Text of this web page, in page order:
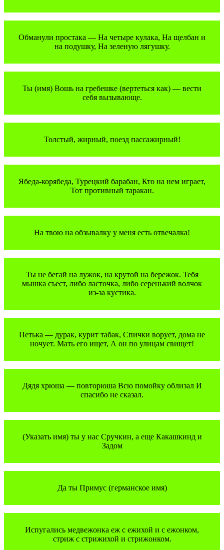
Обманули простака — На четыре кулака, На щелбан и
на подушку, На зеленую лягушку.
Ты (имя) Вошь на гребешке (вертеться как) — вести
себя вызывающе.
Толстый, жирный, поезд пассажирный!
Ябеда-корябеда, Турецкий барабан, Кто на нем играет,
Тот противный таракан.
На твою на обзывалку у меня есть отвечалка!
Ты не бегай на лужок, на крутой на бережок. Тебя
мышка съест, либо ласточка, либо серенький волчок
из-за кустика.
Петька — дурак, курит табак, Спички ворует, дома не
ночует. Мать его ищет, А он по улицам свищет!
Дядя хрюша — повторюша Всю помойку облизал И
спасибо не сказал.
(Указать имя) ты у нас Сручкин, а еще Какашкинд и
Задом
Да ты Примус (германское имя)
Испугались медвежонка еж с ежихой и с ежонком,
стриж с стрижихой и стрижонком.